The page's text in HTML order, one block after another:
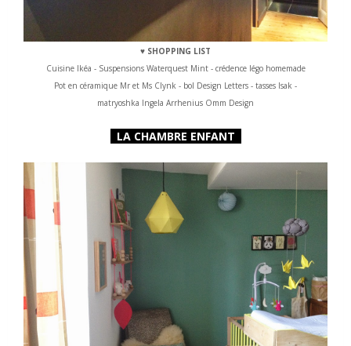
♥ SHOPPING LIST
Cuisine Ikéa - Suspensions Waterquest Mint - crédence légo homemade
Pot en céramique Mr et Ms Clynk - bol Design Letters - tasses Isak -
matryoshka Ingela Arrhenius Omm Design
LA CHAMBRE ENFANT